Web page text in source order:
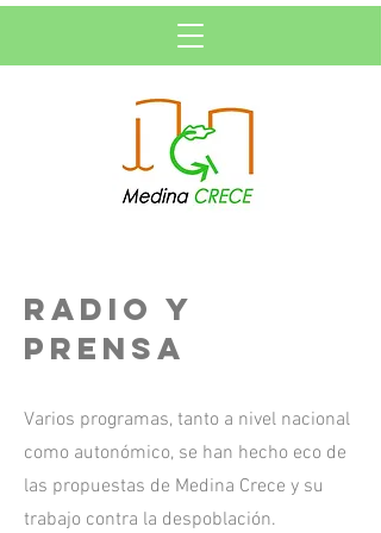
RADIO Y
PRENSA
Varios programas, tanto a nivel nacional
como autonómico, se han hecho eco de
las propuestas de Medina Crece y su
trabajo contra la despoblación.